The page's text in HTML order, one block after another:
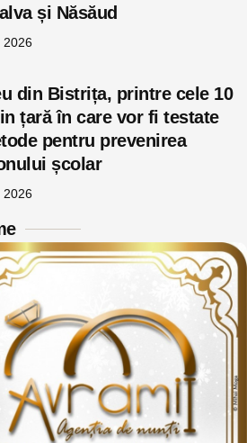
și Năsăud
2026
din Bistrița, printre cele 10
țară în care vor fi testate
pentru prevenirea
școlar
2026